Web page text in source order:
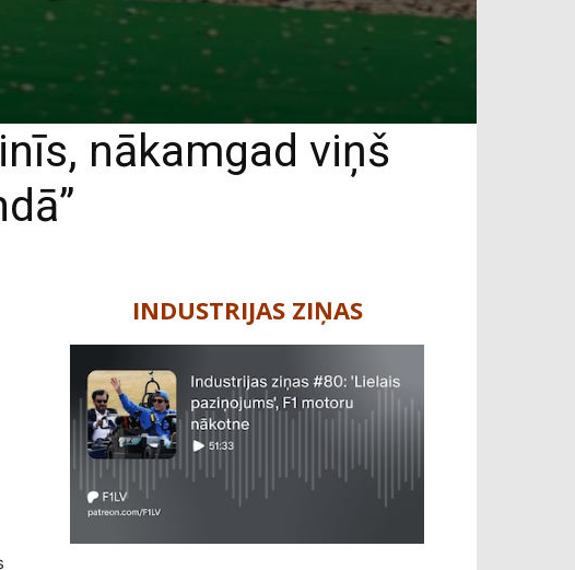
nākamgad viņš
INDUSTRIJAS ZIŅAS